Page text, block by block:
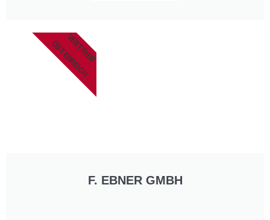
F. EBNER GMBH
VERTRIEB
ÖSTERREICH